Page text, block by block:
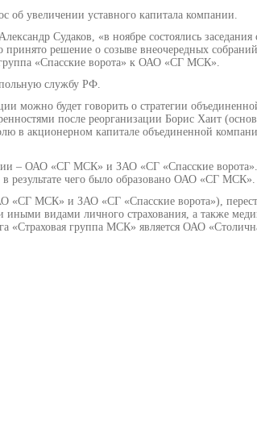
об увеличении уставного капитала компании.
Судаков, «в ноябре состоялись заседания
решение о созыве внеочередных
«Спасские ворота» к ОАО «СГ МСК».
службу РФ.
можно будет говорить о стратегии
после реорганизации Борис Хаит
акционерном капитале объединенной
– ОАО «СГ МСК» и ЗАО «СГ «Спасские
результате чего было образовано ОАО «СГ МСК».
«СГ МСК» и ЗАО «СГ «Спасские ворота»),
видами личного страхования, а также
группа МСК» является ОАО